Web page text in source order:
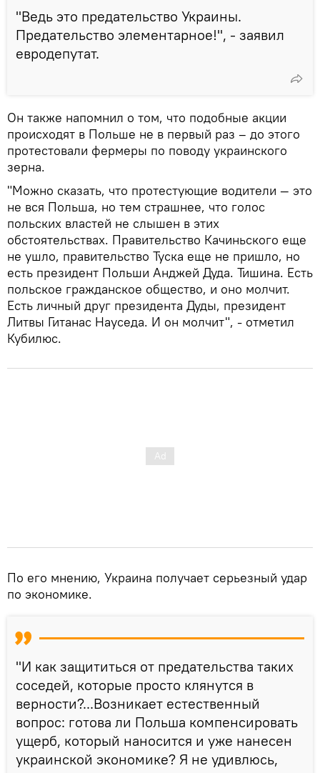
"Ведь это предательство Украины.
Предательство элементарное!", - заявил
евродепутат.
Он также напомнил о том, что подобные акции
происходят в Польше не в первый раз – до этого
протестовали фермеры по поводу украинского
зерна.
"Можно сказать, что протестующие водители — это
не вся Польша, но тем страшнее, что голос
польских властей не слышен в этих
обстоятельствах. Правительство Качиньского еще
не ушло, правительство Туска еще не пришло, но
есть президент Польши Анджей Дуда. Тишина. Есть
польское гражданское общество, и оно молчит.
Есть личный друг президента Дуды, президент
Литвы Гитанас Науседа. И он молчит", - отметил
Кубилюс.
По его мнению, Украина получает серьезный удар
по экономике.
"И как защититься от предательства таких
соседей, которые просто клянутся в
верности?...Возникает естественный
вопрос: готова ли Польша компенсировать
ущерб, который наносится и уже нанесен
украинской экономике? Я не удивлюсь,